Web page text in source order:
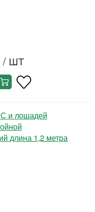
/ ШТ
и лошадей
длина 1,2 метра